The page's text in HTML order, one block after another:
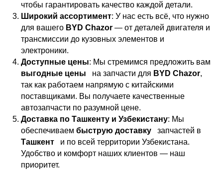
чтобы гарантировать качество каждой детали.
Широкий ассортимент: У нас есть всё, что нужно
для вашего BYD Chazor — от деталей двигателя и
трансмиссии до кузовных элементов и
электроники.
Доступные цены: Мы стремимся предложить вам
выгодные цены
на запчасти для BYD Chazor,
так как работаем напрямую с китайскими
поставщиками. Вы получаете качественные
автозапчасти по разумной цене.
Доставка по Ташкенту и Узбекистану: Мы
обеспечиваем быструю доставку
запчастей в
Ташкент
и по всей территории Узбекистана.
Удобство и комфорт наших клиентов — наш
приоритет.